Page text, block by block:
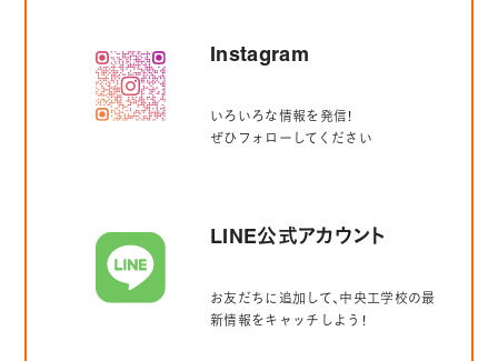
Instagram
いろいろな情報を発信！
ぜひフォローしてください
LINE公式アカウント
お友だちに追加して、中央工学校の最
新情報をキャッチしよう！